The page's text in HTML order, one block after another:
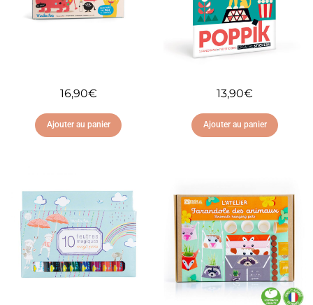
16,90€
Ajouter au panier
Ajouter à ma liste
d'envies
13,90€
Ajouter au panier
Ajouter à ma liste
d'envies